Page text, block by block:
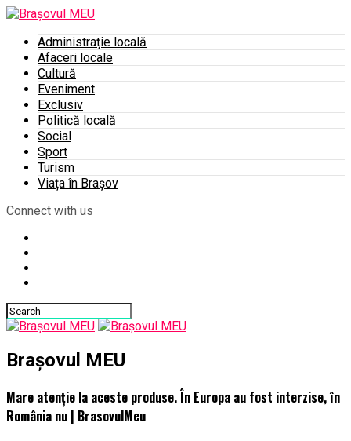
Administrație locală
Afaceri locale
Cultură
Eveniment
Exclusiv
Politică locală
Social
Sport
Turism
Viața în Brașov
Connect with us
Brașovul MEU
Mare atenție la aceste produse. În Europa au fost interzise, în
România nu | BrasovulMeu